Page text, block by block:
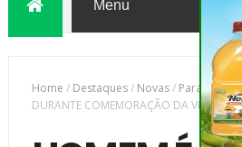
Home / Destaques/ Novas/ Paraná/
DURANTE COMEMORAÇÃO DA VITÓRIA